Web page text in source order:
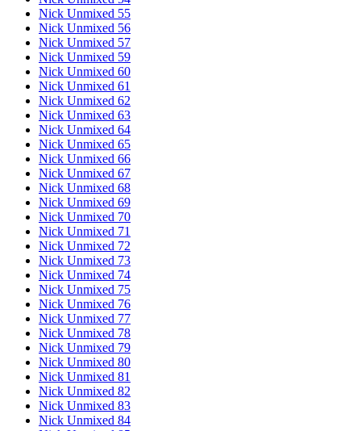
Nick Unmixed 55
Nick Unmixed 56
Nick Unmixed 57
Nick Unmixed 59
Nick Unmixed 60
Nick Unmixed 61
Nick Unmixed 62
Nick Unmixed 63
Nick Unmixed 64
Nick Unmixed 65
Nick Unmixed 66
Nick Unmixed 67
Nick Unmixed 68
Nick Unmixed 69
Nick Unmixed 70
Nick Unmixed 71
Nick Unmixed 72
Nick Unmixed 73
Nick Unmixed 74
Nick Unmixed 75
Nick Unmixed 76
Nick Unmixed 77
Nick Unmixed 78
Nick Unmixed 79
Nick Unmixed 80
Nick Unmixed 81
Nick Unmixed 82
Nick Unmixed 83
Nick Unmixed 84